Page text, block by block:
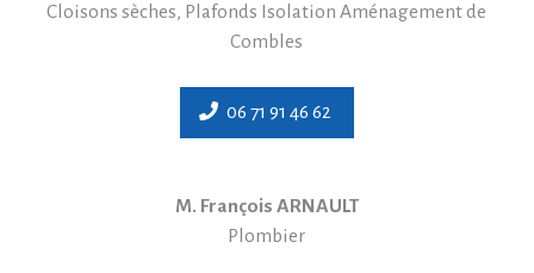
Cloisons sèches, Plafonds Isolation Aménagement de
Combles
06 71 91 46 62
M. François ARNAULT
Plombier